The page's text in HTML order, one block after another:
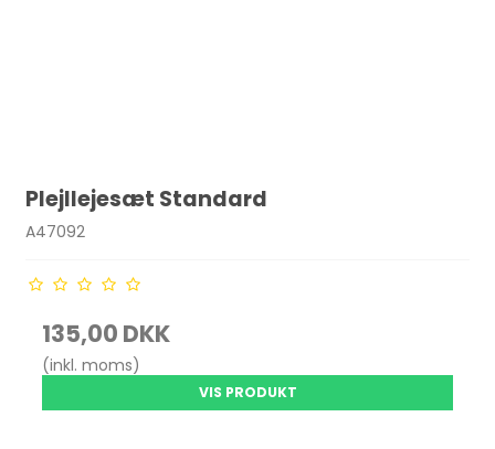
Plejllejesæt Standard
A47092
135,00 DKK
(inkl. moms)
VIS PRODUKT